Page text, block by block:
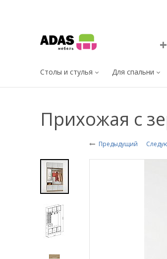
Столы и стулья Для спальни
Прихожая с
Предыдущий